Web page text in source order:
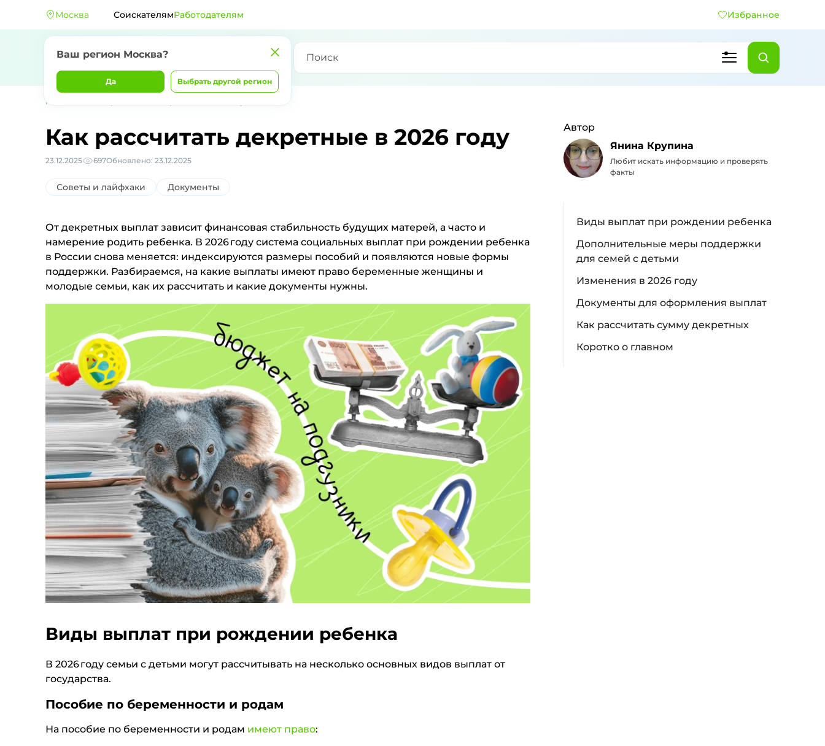
Москва
Ваш регион Москва?
Да Выбрать другой регион
СоискателямРаботодателям Избранное
Главная
Как рассчитать декретные в 2026 году
23.12.2025 697Обновлено: 23.12.2025
Советы и лайфхаки Документы
От декретных выплат зависит финансовая стабильность будущих матерей, а часто и
намерение родить ребенка. В 2026 году система социальных выплат при рождении ребенка
в России снова меняется: индексируются размеры пособий и появляются новые формы
поддержки. Разбираемся, на какие выплаты имеют право беременные женщины и
молодые семьи, как их рассчитать и какие документы нужны.
Виды выплат при рождении ребенка
В 2026 году семьи с детьми могут рассчитывать на несколько основных видов выплат от
государства.
Пособие по беременности и родам
На пособие по беременности и родам имеют право:
Автор
Янина Крупина
Любит искать информацию и проверять
факты
Виды выплат при рождении ребенка
Дополнительные меры поддержки
для семей с детьми
Изменения в 2026 году
Документы для оформления выплат
Как рассчитать сумму декретных
Коротко о главном